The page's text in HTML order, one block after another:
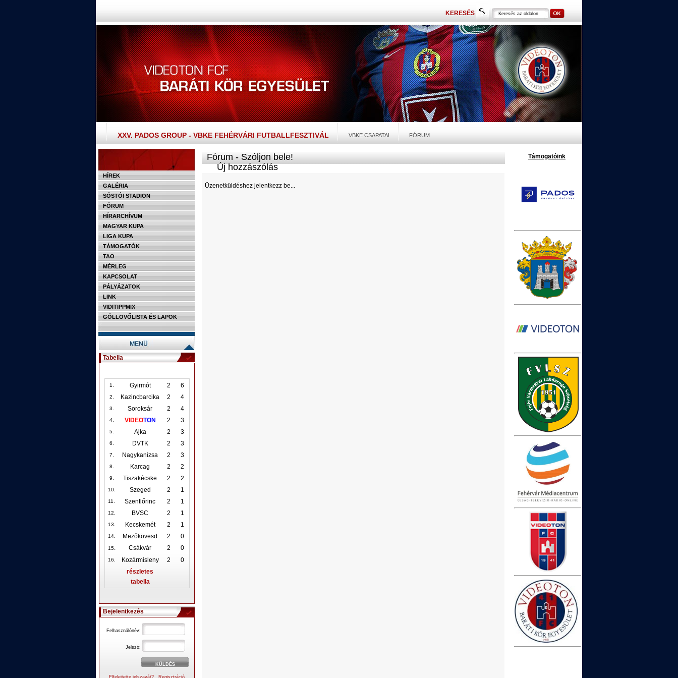
KERESÉS
XXV. PADOS GROUP - VBKE FEHÉRVÁRI FUTBALLFESZTIVÁL VBKE CSAPATAI FÓRUM
HÍREK
GALÉRIA
SÓSTÓI STADION
FÓRUM
HÍRARCHÍVUM
MAGYAR KUPA
LIGA KUPA
TÁMOGATÓK
TAO
MÉRLEG
KAPCSOLAT
PÁLYÁZATOK
LINK
VIDITIPPMIX
GÓLLÖVŐLISTA ÉS LAPOK
Tabella
1. Gyirmót 2 6
2. Kazincbarcika 2 4
3. Soroksár 2 4
4. VIDEOTON 2 3
5. Ajka 2 3
6. DVTK 2 3
7. Nagykanizsa 2 3
8. Karcag 2 2
9. Tiszakécske 2 2
10. Szeged 2 1
11. Szentlőrinc 2 1
12. BVSC 2 1
13. Kecskemét 2 1
14. Mezőkövesd 2 0
15. Csákvár 2 0
16. Kozármisleny 2
0
részletes
tabella
Bejelentkezés
Felhasználónév:
Jelszó:
Elfelejtette jelszavát? Regisztráció
Fórum - Szóljon bele!
Új hozzászólás
Üzenetküldéshez jelentkezz be...
Támogatóink